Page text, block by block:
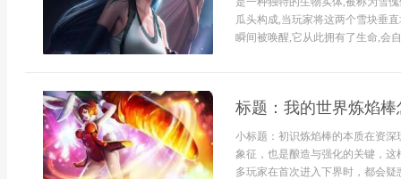
瓜头构成,当玩家将这两个雪块垂
瞬间被唤醒,它从此拥有了生命,会
标题：我的世界炼焰
小标题：初识炼焰棒的本质在资
象征，也是酿造与强化的关键，
多玩家在首次进入下界时，都会